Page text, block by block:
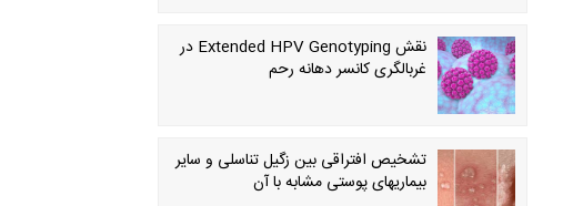
نقش Extended HPV Genotyping در
غربالگری کانسر دهانه رحم
تشخیص افتراقی بین زگیل تناسلی و سایر
بیماریهای پوستی مشابه با آن